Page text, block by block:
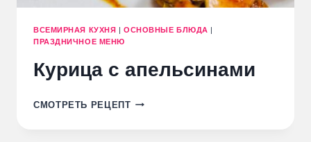
ВСЕМИРНАЯ КУХНЯ |ОСНОВНЫЕ БЛЮДА |
ПРАЗДНИЧНОЕ МЕНЮ
Курица с апельсинами
СМОТРЕТЬ РЕЦЕПТКУРИЦА